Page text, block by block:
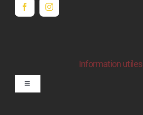
Information utiles
Toggle